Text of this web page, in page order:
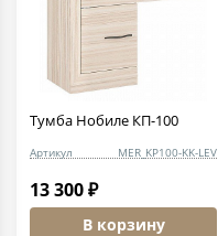
Тумба Нобиле КП-100
Артикул MER_KP100-KK-LEV
13 300 ₽
В корзину